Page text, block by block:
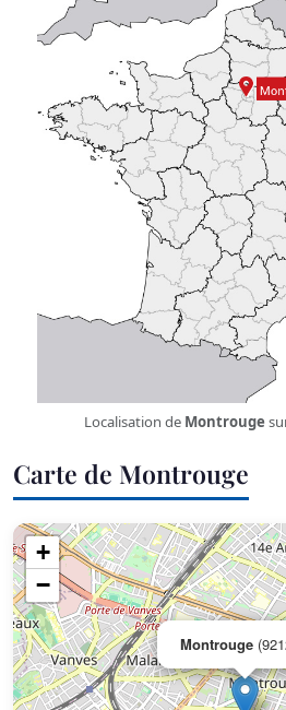
Localisation de Montrouge
Carte de Montrouge
Montrouge
+
−